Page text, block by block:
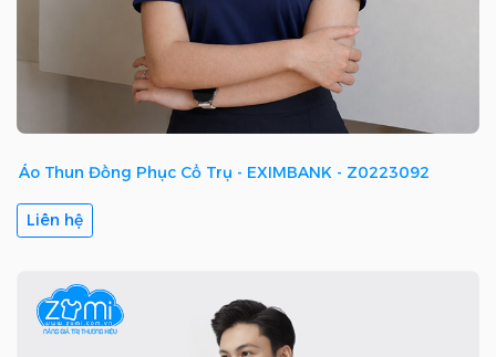
Áo Thun Đồng Phục Cổ Trụ - EXIMBANK - Z0223092
Liên hệ